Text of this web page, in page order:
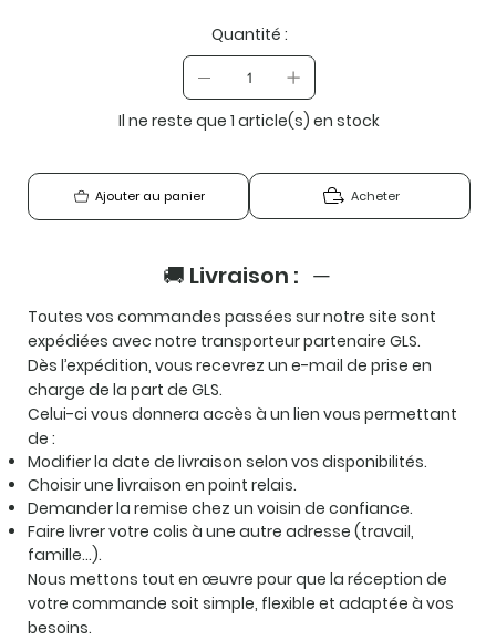
Quantité :
Il ne reste que 1 article(s) en stock
Ajouter au panier Acheter
🚚 Livraison :
Toutes vos commandes passées sur notre site sont
expédiées avec notre transporteur partenaireGLS.
Dès l’expédition, vous recevrez un e-mail de prise en
charge de la part de GLS.
Celui-ci vous donnera accès à un lien vous permettant
de :
Modifier la date de livraison selon vos disponibilités.
Choisir une livraison en point relais.
Demander la remise chez un voisin de confiance.
Faire livrer votre colis à une autre adresse (travail,
famille…).
Nous mettons tout en œuvre pour que la réception de
votre commande soit simple, flexible et adaptée à vos
besoins.